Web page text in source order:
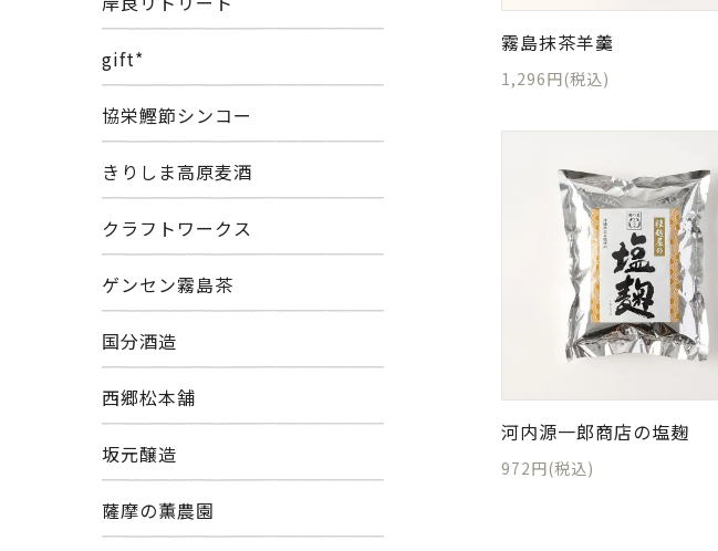
gift*
協栄鰹節シンコー
きりしま高原麦酒
クラフトワークス
ゲンセン霧島茶
国分酒造
西郷松本舗
坂元醸造
薩摩の薫農園
霧島抹茶羊羹
1,296円(税込)
河内源一郎商店の塩麹
972円(税込)